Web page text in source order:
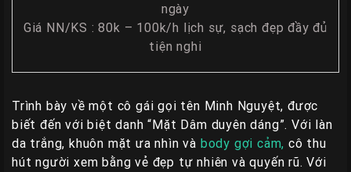
Huế
DẪN
CHECKER
HUẾ
ngày
Giá NN/KS : 80k – 100k/h lịch sự, sạch đẹp đầy đủ
tiện nghi
Trình bày về một cô gái gọi tên Minh Nguyệt, được
biết đến với biệt danh “Mặt Dâm duyên dáng”. Với làn
da trắng, khuôn mặt ưa nhìn và body gợi cảm, cô thu
hút người xem bằng vẻ đẹp tự nhiên và quyến rũ. Với